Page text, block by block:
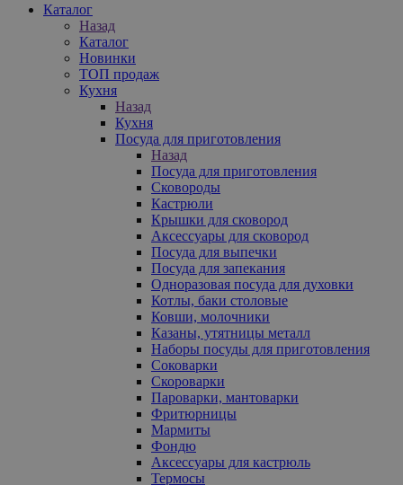
Каталог
Назад
Каталог
Новинки
ТОП продаж
Кухня
Назад
Кухня
Посуда для приготовления
Назад
Посуда для приготовления
Сковороды
Кастрюли
Крышки для сковород
Аксессуары для сковород
Посуда для выпечки
Посуда для запекания
Одноразовая посуда для духовки
Котлы, баки столовые
Ковши, молочники
Казаны, утятницы металл
Наборы посуды для приготовления
Соковарки
Скороварки
Пароварки, мантоварки
Фритюрницы
Мармиты
Фондю
Аксессуары для кастрюль
Термосы